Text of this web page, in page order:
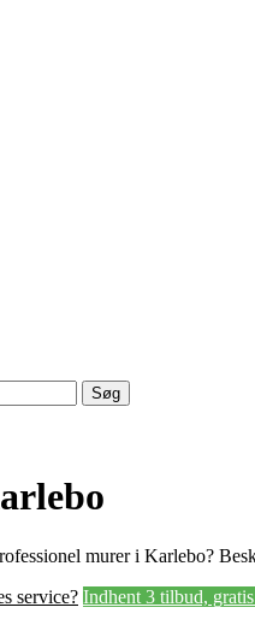
murer i Karlebo?
service? Indhent 3 tilbud,